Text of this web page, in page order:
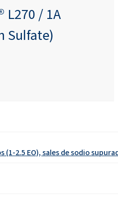
L270 / 1A
Sulfate)
(1-2.5 EO), sales de sodio